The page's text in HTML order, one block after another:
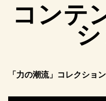
コンテ
「力の潮流」コレクショ